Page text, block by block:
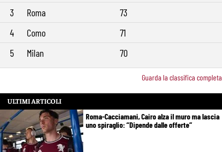
3
Roma
73
4
Como
71
5
Milan 70
Guarda la classifica completa
ULTIMI ARTICOLI
Roma-Cacciamani, Cairo alza il muro ma lascia
uno spiraglio: “Dipende dalle offerte”